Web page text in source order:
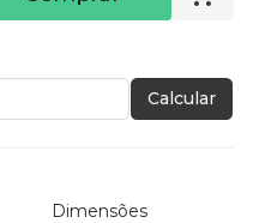
Calcular
Dimensões